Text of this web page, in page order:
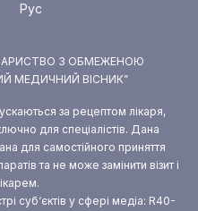
Рус
З ОБМЕЖЕНОЮ
МЕДИЧНИЙ ВІСНИК”
за рецептом лікаря,
для спеціалістів. Дана
для самостійного приняття
та не може замінити візит і
суб‘єктів у сфері медіа: R40-